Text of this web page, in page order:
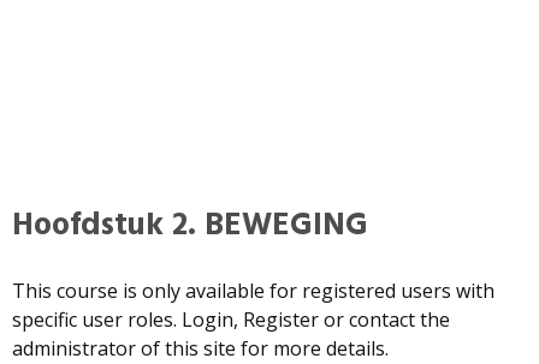
Hoofdstuk 2. BEWEGING
This course is only available for registered users with
specific user roles. Login, Register or contact the
administrator of this site for more details.